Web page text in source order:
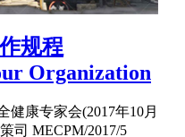
规程
Organization
健康专家会(2017年10月
司 MECPM/2017/5